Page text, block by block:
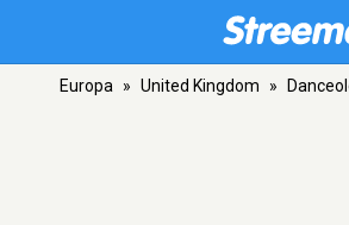
Europa » United Kingdom »